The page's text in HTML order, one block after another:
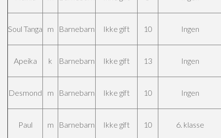
Soul Tanga m Barnebarn Ikke gift 10 Ingen
Apeika k Barnebarn Ikke gift 13 Ingen
Desmond m Barnebarn Ikke gift 10 Ingen
Paul m Barnebarn Ikke gift 10 6. klasse